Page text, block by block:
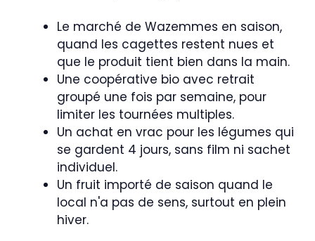
Le marché de Wazemmes en saison,
quand les cagettes restent nues et
que le produit tient bien dans la main.
Une coopérative bio avec retrait
groupé une fois par semaine, pour
limiter les tournées multiples.
Un achat en vrac pour les légumes qui
se gardent 4 jours, sans film ni sachet
individuel.
Un fruit importé de saison quand le
local n'a pas de sens, surtout en plein
hiver.